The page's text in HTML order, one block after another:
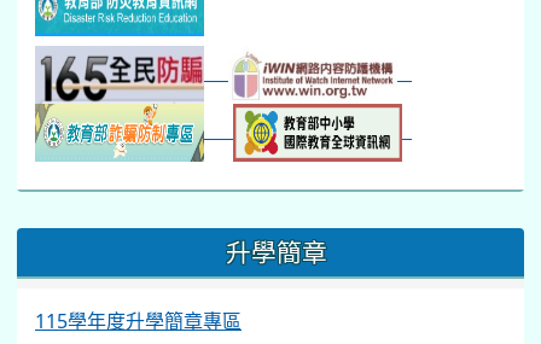
::: 升學簡章
115學年度升學簡章專區